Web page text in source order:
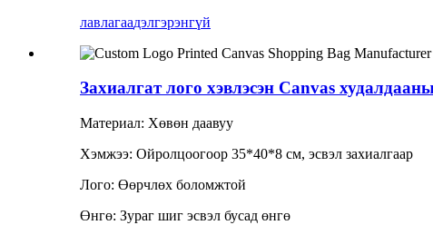
лавлагаадэлгэрэнгүй
Захиалгат лого хэвлэсэн Canvas
Материал: Хөвөн даавуу
Хэмжээ: Ойролцоогоор 35*40*8 см, эсвэл захиалгаар
Лого: Өөрчлөх боломжтой
Өнгө: Зураг шиг эсвэл бусад өнгө